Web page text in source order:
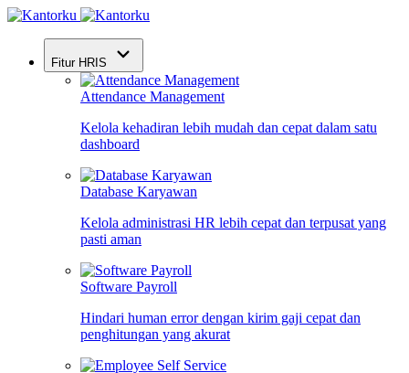
Fitur HRIS
Attendance Management
Kelola kehadiran lebih mudah dan cepat dalam satu
dashboard
Database Karyawan
Kelola administrasi HR lebih cepat dan terpusat yang
pasti aman
Software Payroll
Hindari human error dengan kirim gaji cepat dan
penghitungan yang akurat